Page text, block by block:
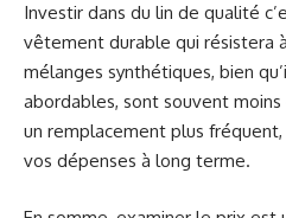
Investir dans du lin de qualité
vêtement durable qui résistera
mélanges synthétiques, bien
abordables, sont souvent
un remplacement plus
vos dépenses à long terme.